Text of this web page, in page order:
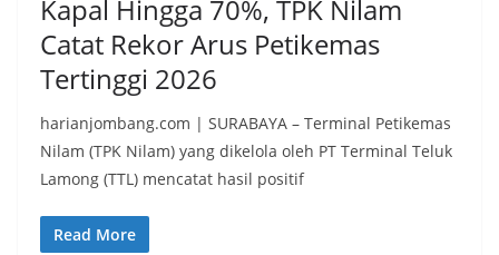
Kapal Hingga 70%, TPK Nilam
Catat Rekor Arus Petikemas
Tertinggi 2026
harianjombang.com | SURABAYA – Terminal Petikemas
Nilam (TPK Nilam) yang dikelola oleh PT Terminal Teluk
Lamong (TTL) mencatat hasil positif
Read More